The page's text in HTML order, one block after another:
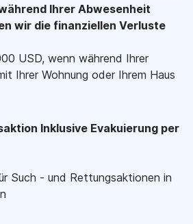
Ihrer Abwesenheit
wir die finanziellen Verluste
USD, wenn während Ihrer
Ihrer Wohnung oder Ihrem Haus
Inklusive Evakuierung per
Such - und Rettungsaktionen in